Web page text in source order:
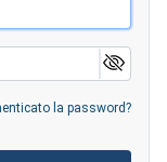
la password?